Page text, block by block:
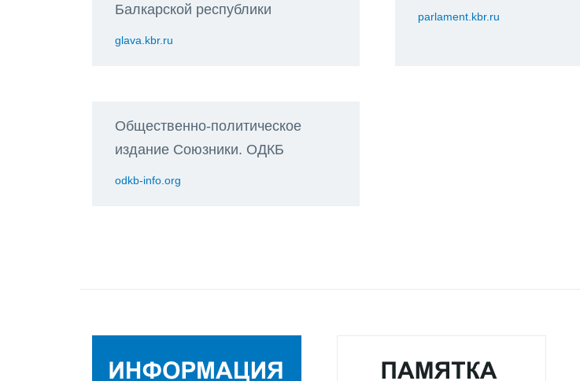
Балкарской республики
glava.kbr.ru
parlament.kbr.ru
Общественно-политическое
издание Союзники. ОДКБ
odkb-info.org